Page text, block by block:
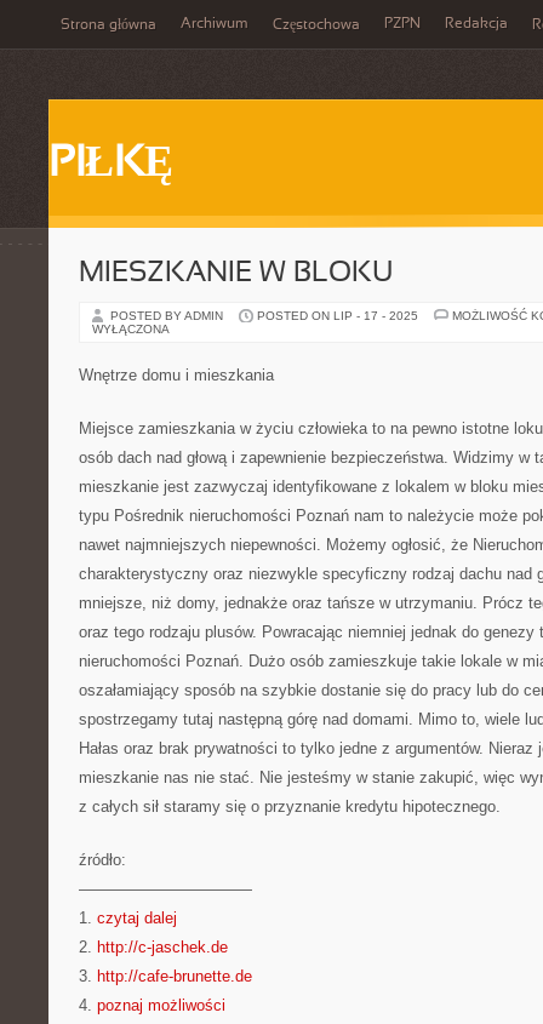
Strona główna Archiwum Częstochowa PZPN Redakcja
PIŁKĘ
MIESZKANIE W BLOKU
POSTED BY ADMIN POSTED ON LIP - 17 - 2025
MOŻLIWOŚĆ
WYŁĄCZONA
Wnętrze domu i mieszkania
Miejsce zamieszkania w życiu człowieka to na pewno istotne
osób dach nad głową i zapewnienie bezpieczeństwa. Widzimy w
mieszkanie jest zazwyczaj identyfikowane z lokalem w bloku
typu Pośrednik nieruchomości Poznań nam to należycie może
nawet najmniejszych niepewności. Możemy ogłosić, że
charakterystyczny oraz niezwykle specyficzny rodzaj dachu nad
mniejsze, niż domy, jednakże oraz tańsze w utrzymaniu. Prócz
oraz tego rodzaju plusów. Powracając niemniej jednak do genezy
nieruchomości Poznań. Dużo osób zamieszkuje takie lokale w
oszałamiający sposób na szybkie dostanie się do pracy lub do
spostrzegamy tutaj następną górę nad domami. Mimo to, wiele
Hałas oraz brak prywatności to tylko jedne z argumentów. Nieraz
mieszkanie nas nie stać. Nie jesteśmy w stanie zakupić, więc
z całych sił staramy się o przyznanie kredytu hipotecznego.
źródło:
———————————
1. czytaj dalej
2. http://c-jaschek.de
3. http://cafe-brunette.de
4. poznaj możliwości